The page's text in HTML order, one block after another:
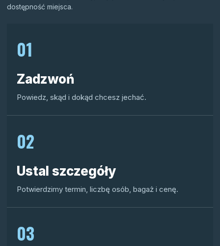
dostępność miejsca.
01
Zadzwoń
Powiedz, skąd i dokąd chcesz jechać.
02
Ustal szczegóły
Potwierdzimy termin, liczbę osób, bagaż i cenę.
03